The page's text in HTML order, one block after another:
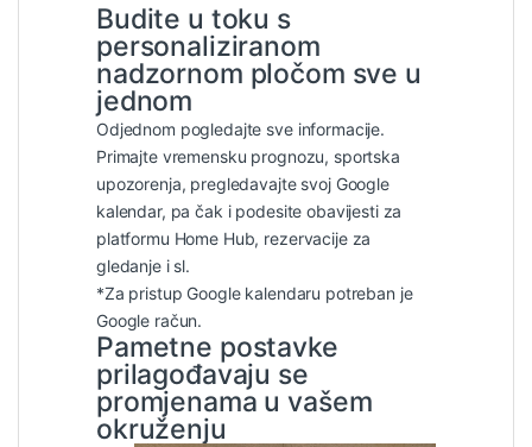
Budite u toku s
personaliziranom
nadzornom pločom sve u
jednom
Odjednom pogledajte sve informacije.
Primajte vremensku prognozu, sportska
upozorenja, pregledavajte svoj Google
kalendar, pa čak i podesite obavijesti za
platformu Home Hub, rezervacije za
gledanje i sl.
*Za pristup Google kalendaru potreban je
Google račun.
Pametne postavke
prilagođavaju se
promjenama u vašem
okruženju